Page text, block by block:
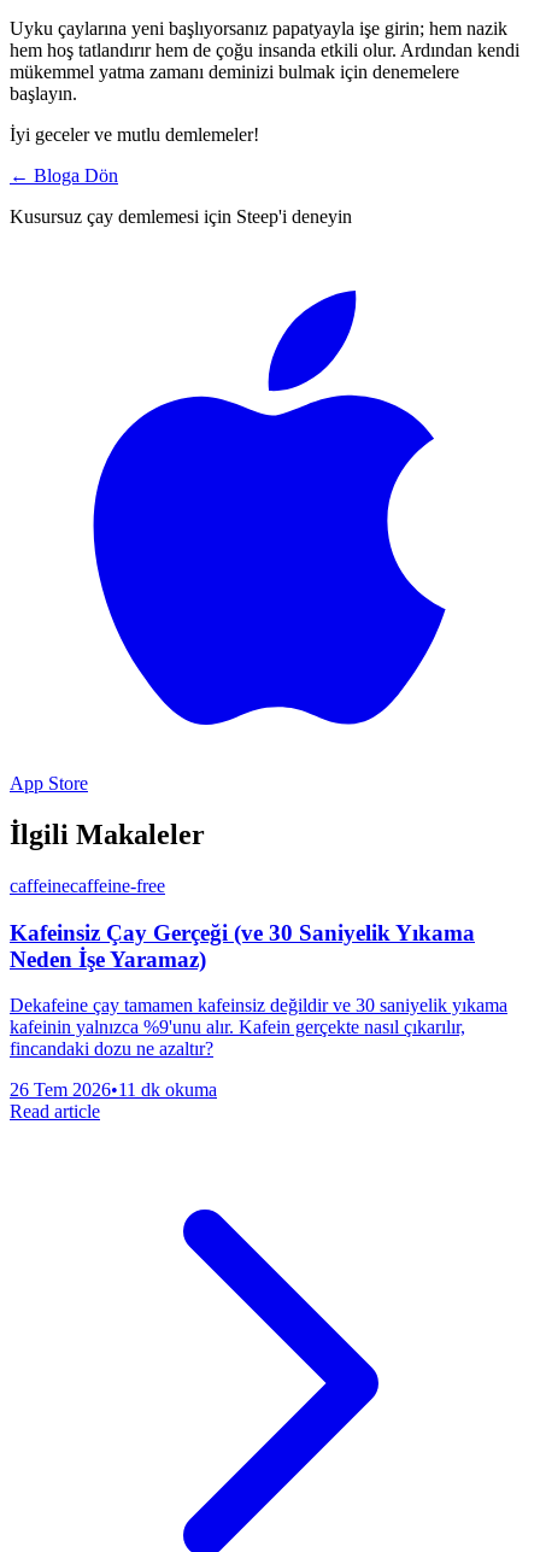
Uyku çaylarına yeni başlıyorsanız papatyayla işe girin; hem nazik
hem hoş tatlandırır hem de çoğu insanda etkili olur. Ardından kendi
mükemmel yatma zamanı deminizi bulmak için denemelere
başlayın.
İyi geceler ve mutlu demlemeler!
← Bloga Dön
Kusursuz çay demlemesi için Steep'i deneyin
App Store
İlgili Makaleler
caffeinecaffeine-free
Kafeinsiz Çay Gerçeği (ve 30 Saniyelik Yıkama
Neden İşe Yaramaz)
Dekafeine çay tamamen kafeinsiz değildir ve 30 saniyelik yıkama
kafeinin yalnızca %9'unu alır. Kafein gerçekte nasıl çıkarılır,
fincandaki dozu ne azaltır?
26 Tem 2026•11 dk okuma
Read article